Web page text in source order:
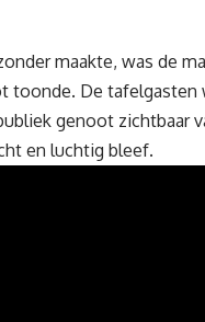
maakte, was de
toonde. De tafelgasten
genoot zichtbaar
en luchtig bleef.